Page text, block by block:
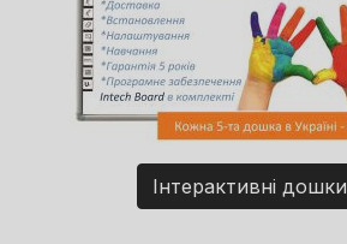
Інтерактивні дошки